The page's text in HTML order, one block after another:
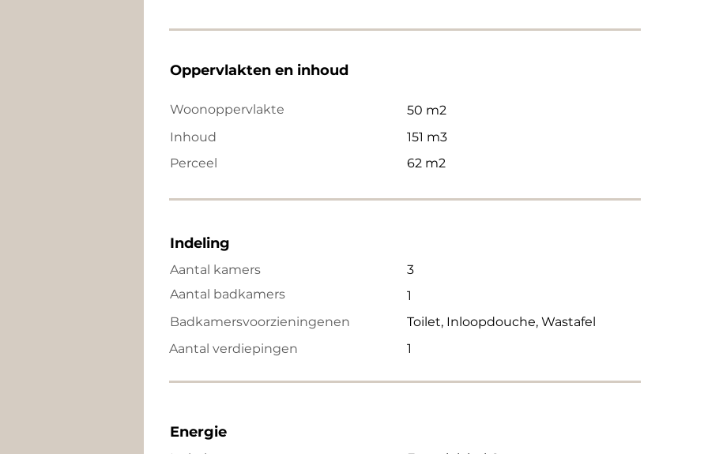
Oppervlakten en inhoud
Woonoppervlakte
Inhoud
Perceel
50 m2
151 m3
62 m2
Indeling
Aantal kamers
Aantal badkamers
Badkamersvoorzieningenen
Aantal verdiepingen
3
1
Toilet, Inloopdouche, Wastafel
1
Energie